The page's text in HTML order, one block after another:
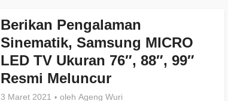
Berikan Pengalaman
Sinematik, Samsung MICRO
LED TV Ukuran 76″, 88″, 99″
Resmi Meluncur
3 Maret 2021 oleh Ageng Wuri